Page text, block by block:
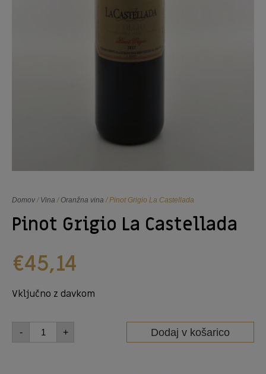
Domov/ Vina / Oranžna vina / Pinot Grigio La Castellada
Pinot Grigio La Castellada
€45,14
Vključno z davkom
- + Dodaj v košarico